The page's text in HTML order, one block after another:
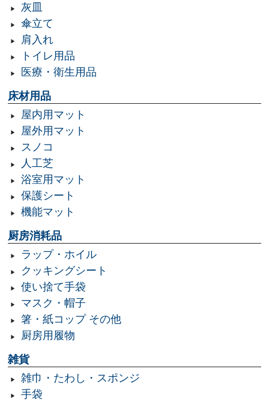
灰皿
傘立て
肩入れ
トイレ用品
医療・衛生用品
床材用品
屋内用マット
屋外用マット
スノコ
人工芝
浴室用マット
保護シート
機能マット
厨房消耗品
ラップ・ホイル
クッキングシート
使い捨て手袋
マスク・帽子
箸・紙コップ その他
厨房用履物
雑貨
雑巾・たわし・スポンジ
手袋